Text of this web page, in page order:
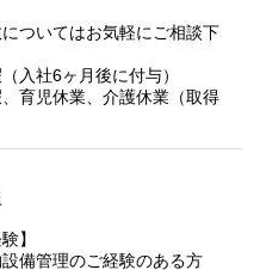
ついてはお気軽にご相談下
入社6ヶ月後に付与）
、育児休業、介護休業（取得
】
備管理のご経験のある方